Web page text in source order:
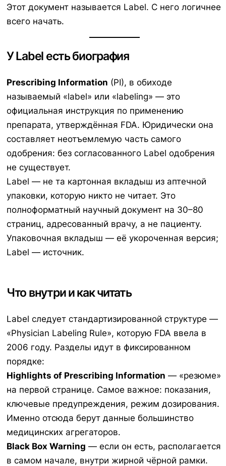
Этот документ называется Label. С него логичнее
всего начать.
У Label есть биография
Prescribing Information (PI), в обиходе
называемый «label» или «labeling» — это
официальная инструкция по применению
препарата, утверждённая FDA. Юридически она
составляет неотъемлемую часть самого
одобрения: без согласованного Label одобрения
не существует.
Label — не та картонная вкладыш из аптечной
упаковки, которую никто не читает. Это
полноформатный научный документ на 30–80
страниц, адресованный врачу, а не пациенту.
Упаковочная вкладыш — её укороченная версия;
Label — источник.
Что внутри и как читать
Label следует стандартизированной структуре —
«Physician Labeling Rule», которую FDA ввела в
2006 году. Разделы идут в фиксированном
порядке:
Highlights of Prescribing Information — «резюме»
на первой странице. Самое важное: показания,
ключевые предупреждения, режим дозирования.
Именно отсюда берут данные большинство
медицинских агрегаторов.
Black Box Warning — если он есть, располагается
в самом начале, внутри жирной чёрной рамки.